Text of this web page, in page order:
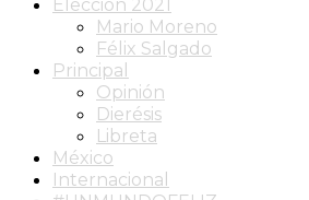
Elección 2021
Mario Moreno
Félix Salgado
Principal
Opinión
Dierésis
Libreta
México
Internacional